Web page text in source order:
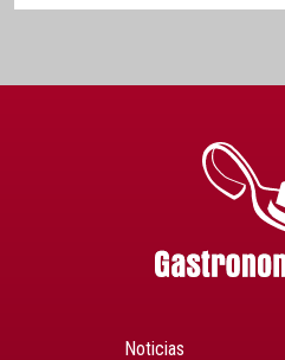
Noticias